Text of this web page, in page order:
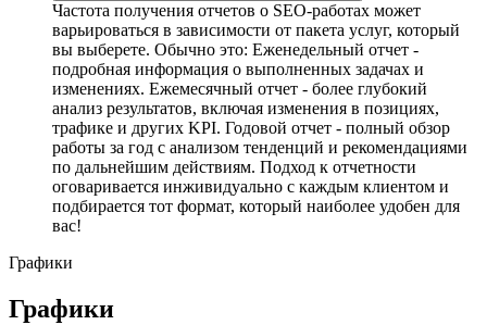
Частота получения отчетов о SEO-работах может
варьироваться в зависимости от пакета услуг, который
вы выберете. Обычно это: Еженедельный отчет -
подробная информация о выполненных задачах и
изменениях. Ежемесячный отчет - более глубокий
анализ результатов, включая изменения в позициях,
трафике и других KPI. Годовой отчет - полный обзор
работы за год с анализом тенденций и рекомендациями
по дальнейшим действиям. Подход к отчетности
оговаривается инживидуально с каждым клиентом и
подбирается тот формат, который наиболее удобен для
вас!
Графики
Графики